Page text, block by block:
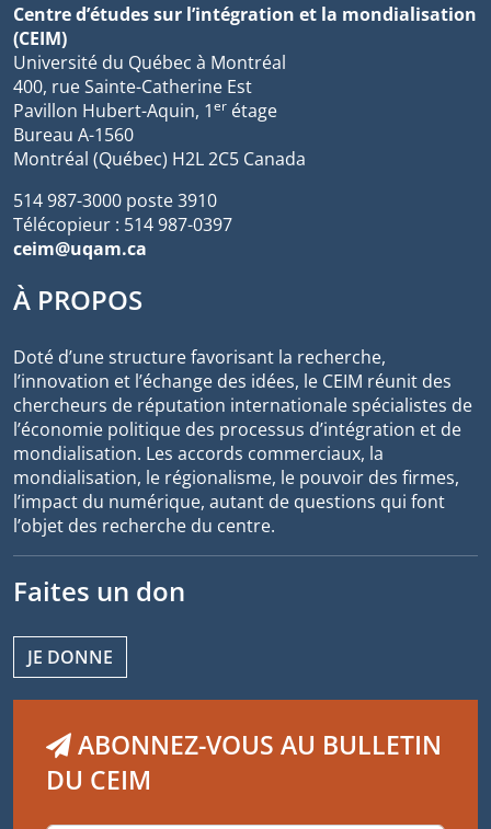
Centre d’études sur l’intégration et la mondialisation
(CEIM)
Université du Québec à Montréal
400, rue Sainte-Catherine Est
Pavillon Hubert-Aquin, 1er étage
Bureau A-1560
Montréal (Québec) H2L 2C5 Canada
514 987-3000 poste 3910
Télécopieur : 514 987-0397
ceim@uqam.ca
À PROPOS
Doté d’une structure favorisant la recherche,
l’innovation et l’échange des idées, le CEIM réunit des
chercheurs de réputation internationale spécialistes de
l’économie politique des processus d’intégration et de
mondialisation. Les accords commerciaux, la
mondialisation, le régionalisme, le pouvoir des firmes,
l’impact du numérique, autant de questions qui font
l’objet des recherche du centre.
Faites un don
JE DONNE
ABONNEZ-VOUS AU BULLETIN
DU CEIM